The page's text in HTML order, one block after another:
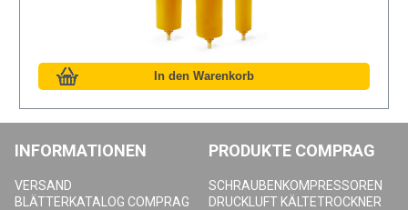
INFORMATIONEN
VERSAND
BLÄTTERKATALOG COMPRAG
PRODUKTE COMPRAG
SCHRAUBENKOMPRESSOREN
DRUCKLUFT KÄLTETROCKNER